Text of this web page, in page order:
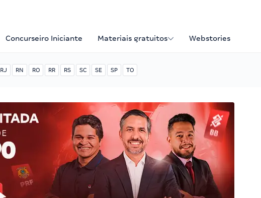
Concurseiro Iniciante Materiais gratuitos Webstories
RJ RN RO RR RS SC SE SP TO